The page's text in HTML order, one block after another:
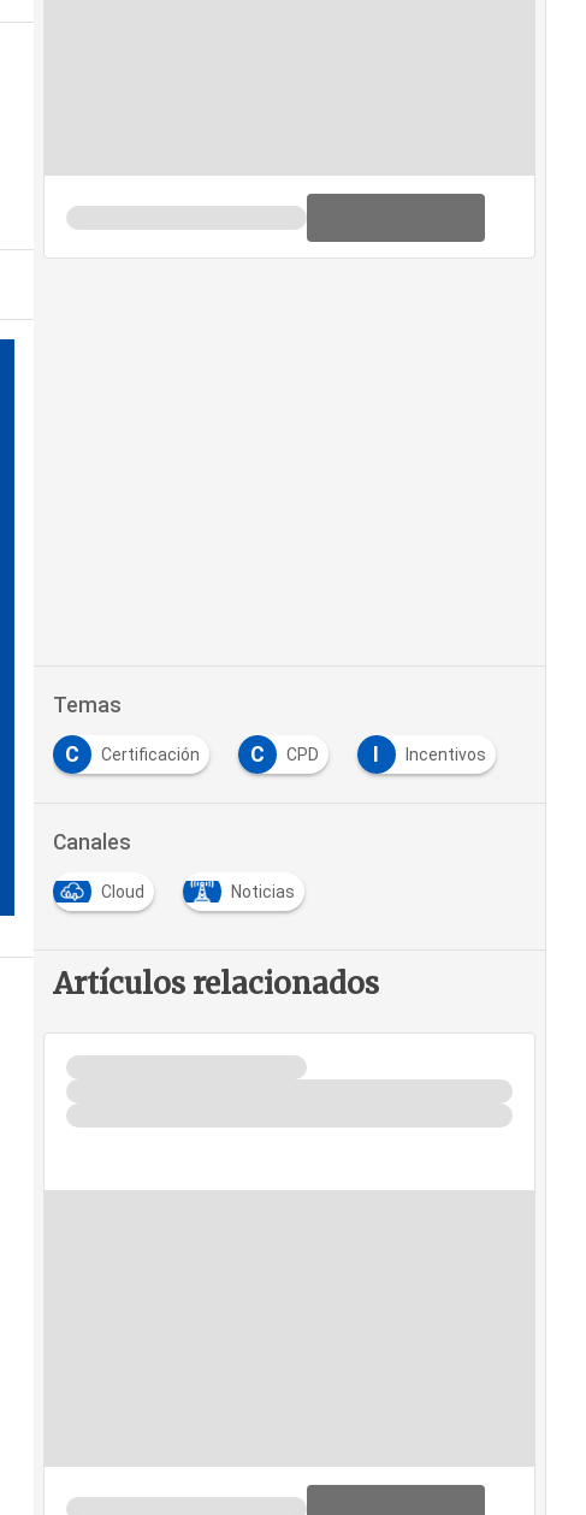
Temas
C Certificación C CPD Incentivos
Canales
Cloud Noticias
Artículos relacionados